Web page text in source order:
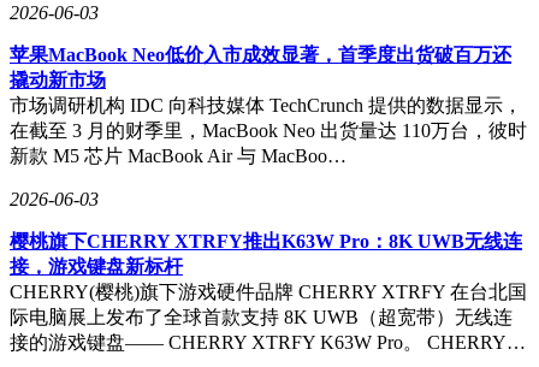
2026-06-03
苹果MacBook Neo低价入市成效显著，首季度出货破百万还
撬动新市场
市场调研机构 IDC 向科技媒体 TechCrunch 提供的数据显示，
在截至 3 月的财季里，MacBook Neo 出货量达 110万台，彼时
新款 M5 芯片 MacBook Air 与 MacBoo…
2026-06-03
樱桃旗下CHERRY XTRFY推出K63W Pro：8K UWB无线连
接，游戏键盘新标杆
CHERRY(樱桃)旗下游戏硬件品牌 CHERRY XTRFY 在台北国
际电脑展上发布了全球首款支持 8K UWB（超宽带）无线连
接的游戏键盘—— CHERRY XTRFY K63W Pro。 CHERRY…